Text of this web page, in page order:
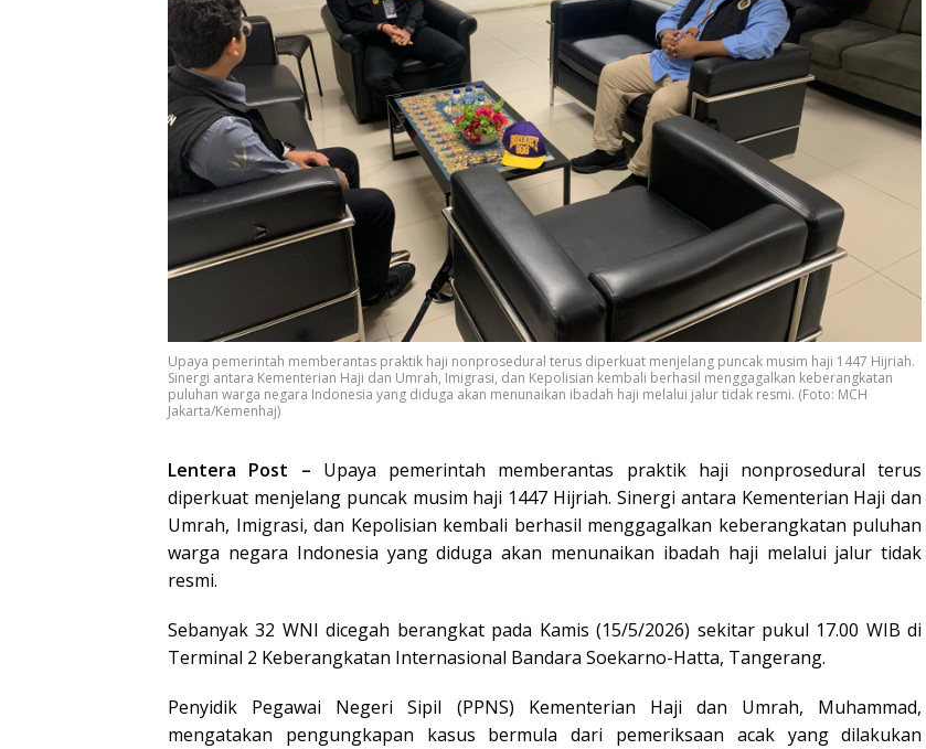
Upaya pemerintah memberantas praktik haji nonprosedural terus diperkuat menjelang puncak musim haji 1447 Hijriah.
Sinergi antara Kementerian Haji dan Umrah, Imigrasi, dan Kepolisian kembali berhasil menggagalkan keberangkatan
puluhan warga negara Indonesia yang diduga akan menunaikan ibadah haji melalui jalur tidak resmi. (Foto: MCH
Jakarta/Kemenhaj)
Lentera Post – Upaya pemerintah memberantas praktik haji nonprosedural terus
diperkuat menjelang puncak musim haji 1447 Hijriah. Sinergi antara Kementerian Haji dan
Umrah, Imigrasi, dan Kepolisian kembali berhasil menggagalkan keberangkatan puluhan
warga negara Indonesia yang diduga akan menunaikan ibadah haji melalui jalur tidak
resmi.
Sebanyak 32 WNI dicegah berangkat pada Kamis (15/5/2026) sekitar pukul 17.00 WIB di
Terminal 2 Keberangkatan Internasional Bandara Soekarno-Hatta, Tangerang.
Penyidik Pegawai Negeri Sipil (PPNS) Kementerian Haji dan Umrah, Muhammad,
mengatakan pengungkapan kasus bermula dari pemeriksaan acak yang dilakukan